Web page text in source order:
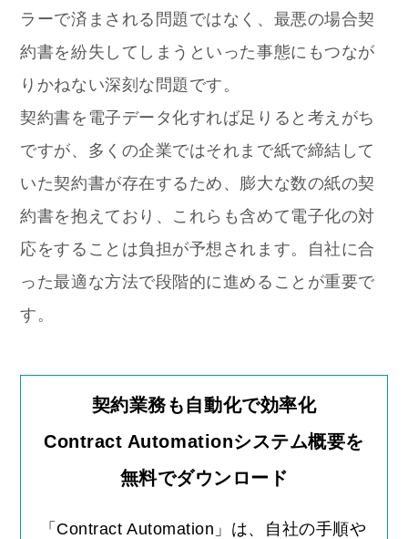
ラーで済まされる問題ではなく、最悪の場合契
約書を紛失してしまうといった事態にもつなが
りかねない深刻な問題です。
契約書を電子データ化すれば足りると考えがち
ですが、多くの企業ではそれまで紙で締結して
いた契約書が存在するため、膨大な数の紙の契
約書を抱えており、これらも含めて電子化の対
応をすることは負担が予想されます。自社に合
った最適な方法で段階的に進めることが重要で
す。
契約業務も自動化で効率化
Contract Automationシステム概要を
無料でダウンロード
「Contract Automation」は、自社の手順や